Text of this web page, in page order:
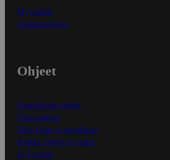
Myymälät
Asiakaspalvelu
Ohjeet
Ensitilaajan ohjeet
Näin maksat
Näin tilaat ja muokkaat
Kaikki ohjeet ja vinkit
In English